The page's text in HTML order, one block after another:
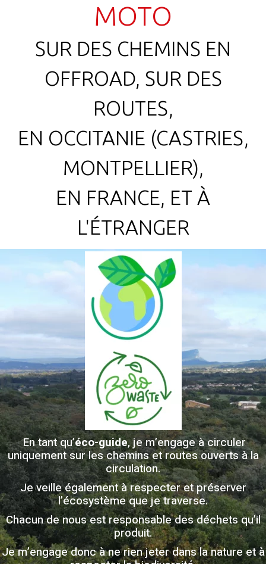
MOTO
SUR DES CHEMINS EN
OFFROAD, SUR DES
ROUTES,
EN OCCITANIE (CASTRIES,
MONTPELLIER),
EN FRANCE, ET À
L'ÉTRANGER
En tant qu’éco-guide, je m’engage à circuler
uniquement sur les chemins et routes ouverts à la
circulation.
Je veille également à respecter et préserver
l’écosystème que je traverse.
Chacun de nous est responsable des déchets qu’il
produit.
Je m’engage donc à ne rien jeter dans la nature et à